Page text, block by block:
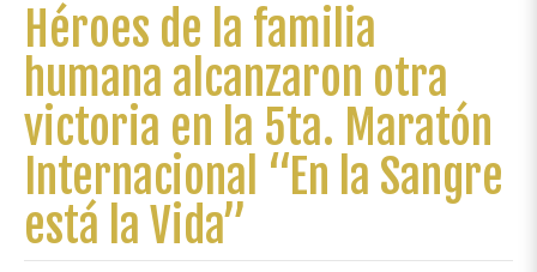
Héroes de la familia
humana alcanzaron otra
victoria en la 5ta. Maratón
Internacional “En la Sangre
está la Vida”